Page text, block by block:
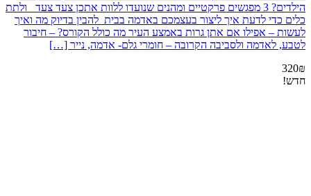
הילדים? 3 מפגשים פרקטיים ומהנים שנועדו ללוות אתכן צעד צעד ולתת
כלים כדי לדעת איך ליצור בעצמכם באדמה בבית להבין בדיוק מה ואיך
לעשות – אפילו אם אתן גרות באמצע העיר מה כולל הקורס? – חיבור
לטבע, לאדמה ולסביבה הקרובה – חומרי גלם- אדמה, נייר […]
320₪
חדש!